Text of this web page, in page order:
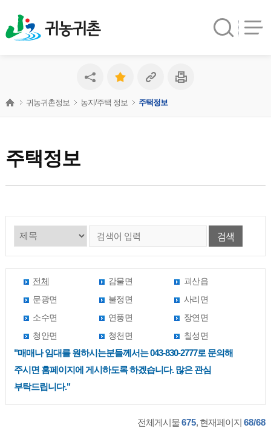
귀농귀촌
주택정보
귀농귀촌정보 농지/주택 정보 주택정보
검색
전체 감물면
괴산읍
문광면
불정면
사리면
소수면
연풍면
장연면
청안면
청천면 칠성면
"매매나 임대를 원하시는분들께서는 043-830-2777로 문의해
주시면 홈페이지에 게시하도록 하겠습니다. 많은 관심
부탁드립니다."
전체게시물675, 현재페이지68/68